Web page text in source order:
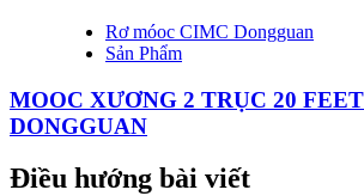
Rơ móoc CIMC Dongguan
Sản Phẩm
MOOC XƯƠNG 2 TRỤC 20
DONGGUAN
Điều hướng bài viết